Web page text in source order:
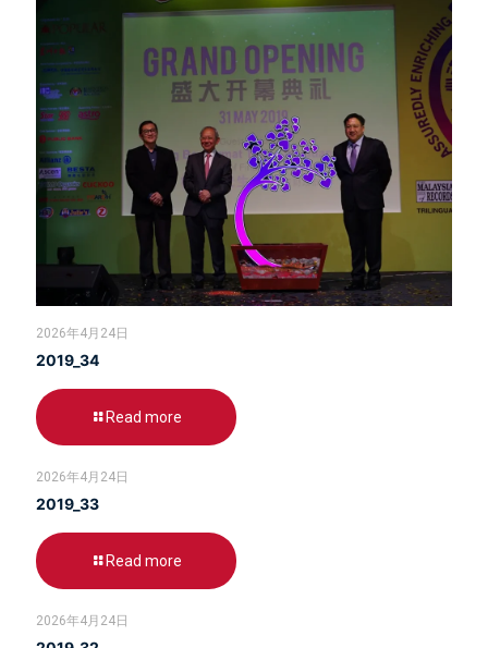
2026年4月24日
2019_34
Read more
2026年4月24日
2019_33
Read more
2026年4月24日